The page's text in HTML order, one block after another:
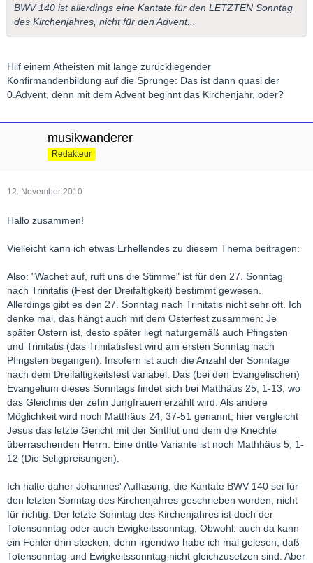
BWV 140 ist allerdings eine Kantate für den LETZTEN Sonntag
des Kirchenjahres, nicht für den Advent...
Hilf einem Atheisten mit lange zurückliegender
Konfirmandenbildung auf die Sprünge: Das ist dann quasi der
0.Advent, denn mit dem Advent beginnt das Kirchenjahr, oder?
musikwanderer
Redakteur
12. November 2010
Hallo zusammen!
Vielleicht kann ich etwas Erhellendes zu diesem Thema beitragen:
Also: "Wachet auf, ruft uns die Stimme" ist für den 27. Sonntag
nach Trinitatis (Fest der Dreifaltigkeit) bestimmt gewesen.
Allerdings gibt es den 27. Sonntag nach Trinitatis nicht sehr oft. Ich
denke mal, das hängt auch mit dem Osterfest zusammen: Je
später Ostern ist, desto später liegt naturgemäß auch Pfingsten
und Trinitatis (das Trinitatisfest wird am ersten Sonntag nach
Pfingsten begangen). Insofern ist auch die Anzahl der Sonntage
nach dem Dreifaltigkeitsfest variabel. Das (bei den Evangelischen)
Evangelium dieses Sonntags findet sich bei Matthäus 25, 1-13, wo
das Gleichnis der zehn Jungfrauen erzählt wird. Als andere
Möglichkeit wird noch Matthäus 24, 37-51 genannt; hier vergleicht
Jesus das letzte Gericht mit der Sintflut und dem die Knechte
überraschenden Herrn. Eine dritte Variante ist noch Mathhäus 5, 1-
12 (Die Seligpreisungen).
Ich halte daher Johannes' Auffasung, die Kantate BWV 140 sei für
den letzten Sonntag des Kirchenjahres geschrieben worden, nicht
für richtig. Der letzte Sonntag des Kirchenjahres ist doch der
Totensonntag oder auch Ewigkeitssonntag. Obwohl: auch da kann
ein Fehler drin stecken, denn irgendwo habe ich mal gelesen, daß
Totensonntag und Ewigkeitssonntag nicht gleichzusetzen sind. Aber